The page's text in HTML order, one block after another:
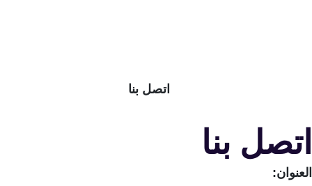
اتصل بنا
بنا